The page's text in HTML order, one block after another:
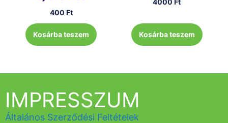
400 Ft
Kosárba teszem
4000Ft
Kosárba teszem
IMPRESSZUM
Általános Szerződési Feltételek